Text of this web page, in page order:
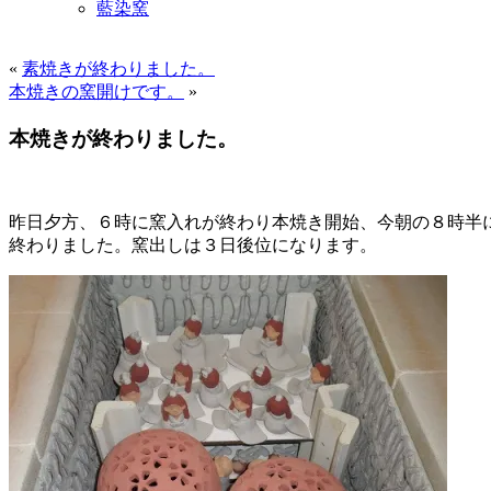
藍染窯
« 素焼きが終わりました。
本焼きの窯開けです。
»
本焼きが終わりました。
昨日夕方、６時に窯入れが終わり本焼き開始、今朝の８時半
終わりました。窯出しは３日後位になります。